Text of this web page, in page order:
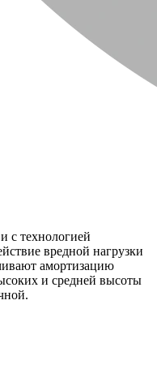
с технологией
вредной нагрузки
амортизацию
и средней высоты